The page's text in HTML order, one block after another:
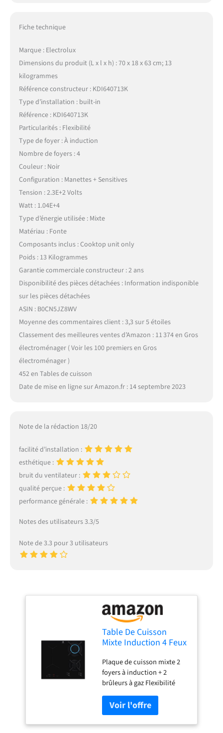
Fiche technique
Marque : Electrolux
Dimensions du produit (L x l x h) : 70 x 18 x 63 cm; 13
kilogrammes
Référence constructeur : KDI640713K
Type d’installation : built-in
Référence : KDI640713K
Particularités : Flexibilité
Type de foyer : À induction
Nombre de foyers : 4
Couleur : Noir
Configuration : Manettes + Sensitives
Tension : 2.3E+2 Volts
Watt : 1.04E+4
Type d’énergie utilisée : Mixte
Matériau : Fonte
Composants inclus : Cooktop unit only
Poids : 13 Kilogrammes
Garantie commerciale constructeur : 2 ans
Disponibilité des pièces détachées : Information indisponible
sur les pièces détachées
ASIN : B0CN5JZ8WV
Moyenne des commentaires client : 3,3 sur 5 étoiles
Classement des meilleures ventes d’Amazon : 11 374 en Gros
électroménager ( Voir les 100 premiers en Gros
électroménager )
452 en Tables de cuisson
Date de mise en ligne sur Amazon.fr : 14 septembre 2023
Note de la rédaction 18/20
facilité d’installation :
esthétique :
bruit du ventilateur :
qualité perçue :
performance générale :
Notes des utilisateurs 3.3/5
Note de 3.3 pour 3 utilisateurs
Table De Cuisson
Mixte Induction 4 Feux
KDI640713K
Plaque de cuisson mixte 2
foyers à induction + 2
brûleurs à gaz Flexibilité
Puissance totale 10 400
Watts Bandeau de
commandes frontal